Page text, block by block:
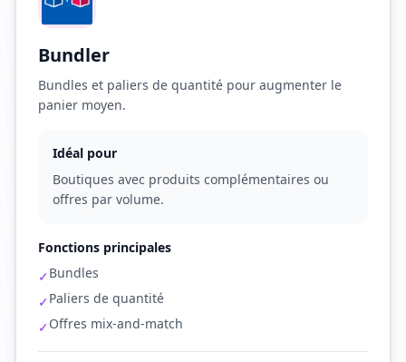
Bundler
Bundles et paliers de quantité pour augmenter le
panier moyen.
Idéal pour
Boutiques avec produits complémentaires ou
offres par volume.
Fonctions principales
✓Bundles
✓Paliers de quantité
✓Offres mix-and-match